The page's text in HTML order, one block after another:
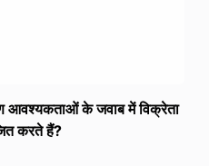
आवश्यकताओं के जवाब में विक्रेता
करते हैं?